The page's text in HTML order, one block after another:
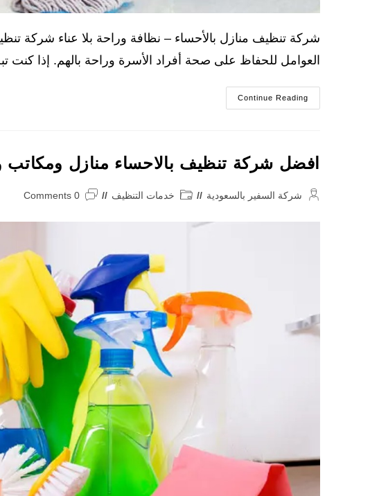
شركة تنظيف منازل بالأحساء – نظافة وراحة بلا عناء شركة
العوامل للحفاظ على صحة أفراد الأسرة وراحة بالهم. إذا
Continue Readingشركة
تنظيف
افضل شركة تنظيف بالاحساء منازل
Post شركة السفير بالسعودية
Post خدمات التنظيف
Post
0 Comments